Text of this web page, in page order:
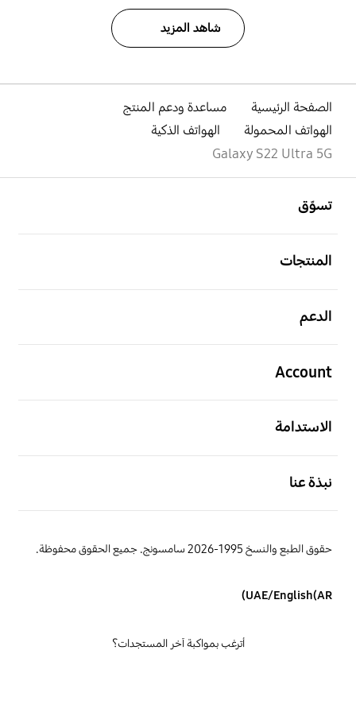
شاهد المزيد
الصفحة الرئيسية
مساعدة ودعم المنتج
الهواتف المحمولة
الهواتف الذكية
Galaxy S22 Ultra 5G
تسوّق
المنتجات
الدعم
Account
الاستدامة
نبذة عنا
حقوق الطبع والنسخ 1995-2026 سامسونج. جميع الحقوق محفوظة.
UAE/English(AR)
أترغب بمواكبة آخر المستجدات؟